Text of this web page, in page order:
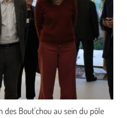
des Bout’chou au sein du pôle